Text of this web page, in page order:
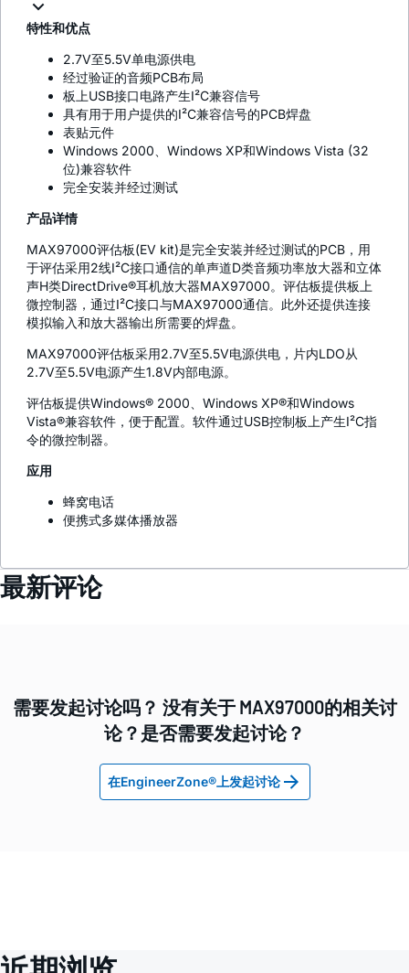
特性和优点
2.7V至5.5V单电源供电
经过验证的音频PCB布局
板上USB接口电路产生I²C兼容信号
具有用于用户提供的I²C兼容信号的PCB焊盘
表贴元件
Windows 2000、Windows XP和Windows Vista (32
位)兼容软件
完全安装并经过测试
产品详情
MAX97000评估板(EV kit)是完全安装并经过测试的PCB，用
于评估采用2线I²C接口通信的单声道D类音频功率放大器和立体
声H类DirectDrive®耳机放大器MAX97000。评估板提供板上
微控制器，通过I²C接口与MAX97000通信。此外还提供连接
模拟输入和放大器输出所需要的焊盘。
MAX97000评估板采用2.7V至5.5V电源供电，片内LDO从
2.7V至5.5V电源产生1.8V内部电源。
评估板提供Windows® 2000、Windows XP®和Windows
Vista®兼容软件，便于配置。软件通过USB控制板上产生I²C指
令的微控制器。
应用
蜂窝电话
便携式多媒体播放器
最新评论
需要发起讨论吗？ 没有关于 MAX97000的相关讨
论？是否需要发起讨论？
在EngineerZone®上发起讨论